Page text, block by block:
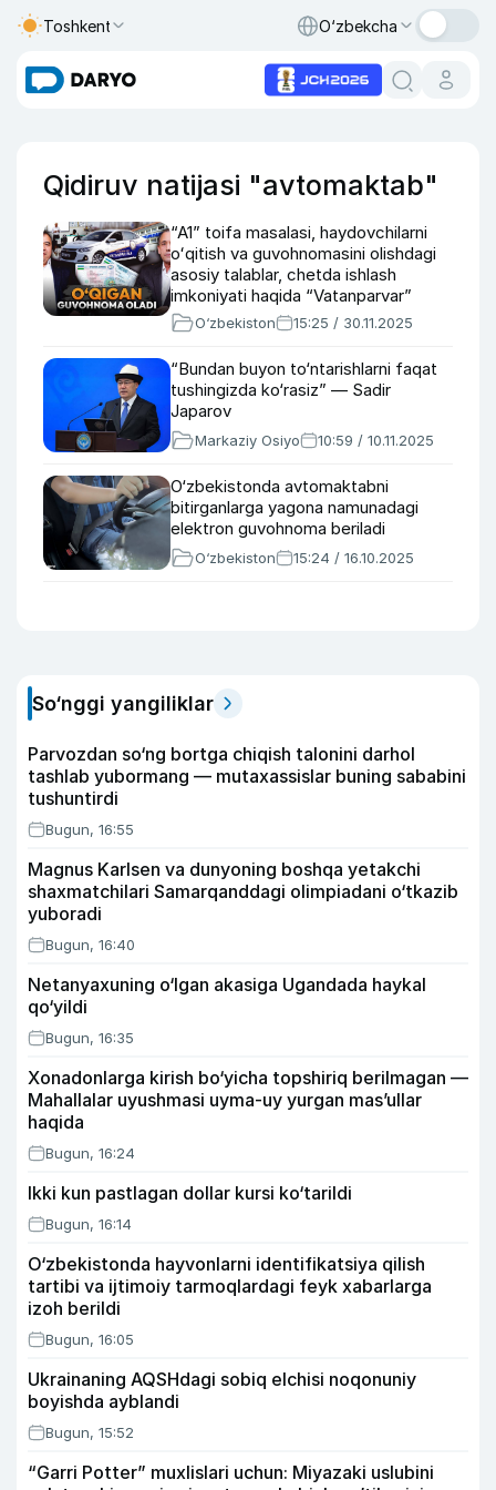
Toshkent O‘zbekcha
Qidiruv natijasi "avtomaktab"
“A1” toifa masalasi, haydovchilarni
oʻqitish va guvohnomasini olishdagi
asosiy talablar, chetda ishlash
imkoniyati haqida “Vatanparvar”
tashkiloti rahbariyati bilan suhbat
O‘zbekiston 15:25 / 30.11.2025
“Bundan buyon to‘ntarishlarni faqat
tushingizda ko‘rasiz” — Sadir
Japarov
Markaziy Osiyo 10:59 / 10.11.2025
O‘zbekistonda avtomaktabni
bitirganlarga yagona namunadagi
elektron guvohnoma beriladi
O‘zbekiston 15:24 / 16.10.2025
So‘nggi yangiliklar
Parvozdan so‘ng bortga chiqish talonini darhol
tashlab yubormang — mutaxassislar buning sababini
tushuntirdi
Bugun, 16:55
Magnus Karlsen va dunyoning boshqa yetakchi
shaxmatchilari Samarqanddagi olimpiadani o‘tkazib
yuboradi
Bugun, 16:40
Netanyaxuning o‘lgan akasiga Ugandada haykal
qo‘yildi
Bugun, 16:35
Xonadonlarga kirish bo‘yicha topshiriq berilmagan —
Mahallalar uyushmasi uyma-uy yurgan mas’ullar
haqida
Bugun, 16:24
Ikki kun pastlagan dollar kursi ko‘tarildi
Bugun, 16:14
O‘zbekistonda hayvonlarni identifikatsiya qilish
tartibi va ijtimoiy tarmoqlardagi feyk xabarlarga
izoh berildi
Bugun, 16:05
Ukrainaning AQSHdagi sobiq elchisi noqonuniy
boyishda ayblandi
Bugun, 15:52
“Garri Potter” muxlislari uchun: Miyazaki uslubini